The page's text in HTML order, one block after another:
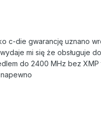
c-die gwarancję uznano
mi się że obsługuje
do 2400 MHz bez